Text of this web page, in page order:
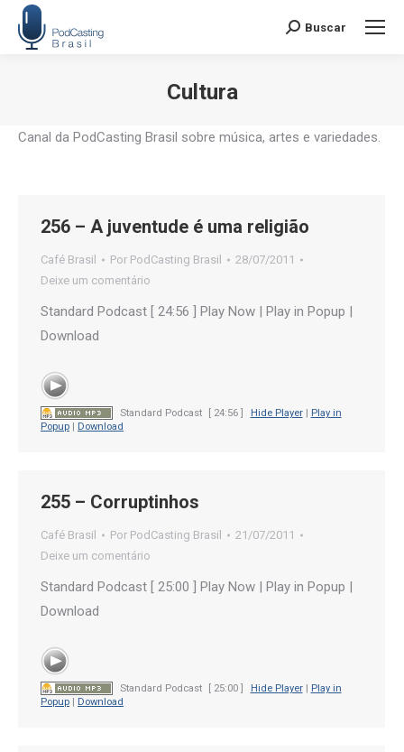
Search:
Buscar
Cultura
Canal da PodCasting Brasil sobre música, artes e variedades.
256 – A juventude é uma religião
Café Brasil Por PodCasting Brasil
28/07/2011
Deixe um comentário
Standard Podcast [ 24:56 ] Play Now | Play in Popup |
Download
Standard Podcast [ 24:56 ] Hide Player| Play in
Popup
Download
255 – Corruptinhos
Café Brasil Por PodCasting Brasil
21/07/2011
Deixe um comentário
Standard Podcast [ 25:00 ] Play Now | Play in Popup |
Download
Standard Podcast [ 25:00 ] Hide Player| Play in
Popup
Download